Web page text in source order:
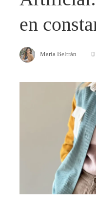
en
María Beltrán